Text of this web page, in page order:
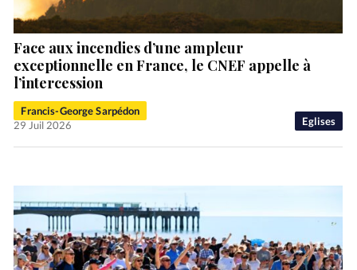
Eglises
Face aux incendies d’une ampleur
exceptionnelle en France, le CNEF appelle à
l’intercession
Francis-George Sarpédon
29 Juil 2026